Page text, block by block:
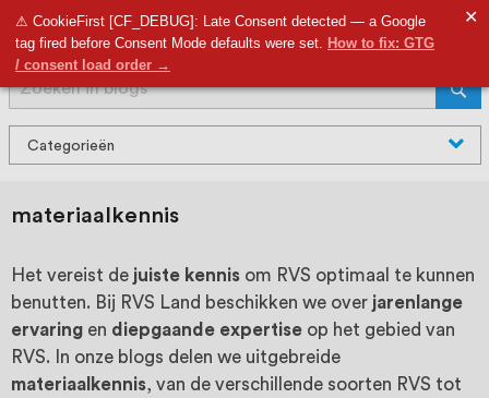
9,5
⚠ CookieFirst [CF_DEBUG]: Late Consent detected — a Google
tag fired before Consent Mode defaults were set. How to fix: GTG
/ consent load order →
✕
RVS Land is een écht familiebedrijf met
bijna 20 jaar ervaring in RVS producten
voor binnen- en buitenhuis, waaronder
trapleuningen, deurbeslag,
webshop vind je het grootste assortiment
100.000 hoogwaardige RVS artikelen
direct uit voorraad leverbaar. Wij hebben
tevens een eigen werkplaats waar we
Categorieën
Tips & Tricks
Onderhoud van RVS
Bewerken van RVS
Kenmerken van RVS
materiaalkennis
Het vereist de juiste kennis om RVS optimaal te kunnen
benutten. Bij RVS Land beschikken we over jarenlange
ervaring en diepgaande expertise op het gebied van
RVS. In onze blogs delen we uitgebreide
materiaalkennis, van de verschillende soorten RVS tot